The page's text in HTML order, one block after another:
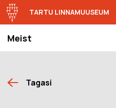
Meist
TARTU LINNAMUUSEUM
Tagasi